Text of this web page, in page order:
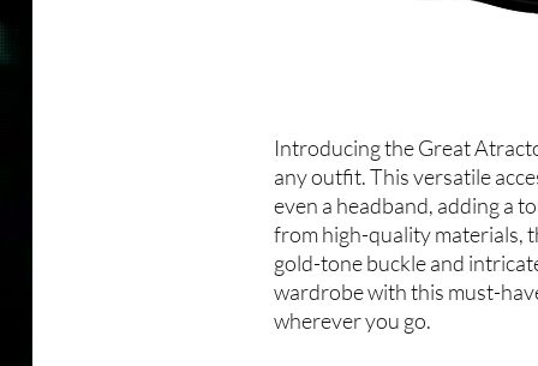
Introducing the Great
any outfit. This versatile
even a headband, adding a
from high-quality materials,
gold-tone buckle and
wardrobe with this must-
wherever you go.